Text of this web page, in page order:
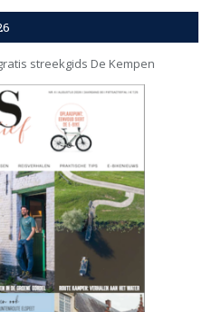
streekgids De Kempen